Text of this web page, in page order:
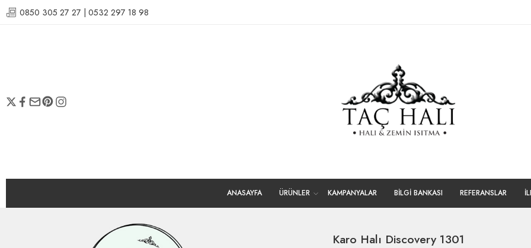
0850 305 27 27 | 0532 297 18 98
ANASAYFA ÜRÜNLER KAMPANYALAR BİLGİ BANKASI REFERANSLAR
Karo Halı Discovery 1301